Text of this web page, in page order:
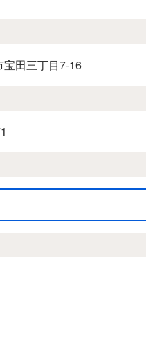
宝田三丁目7-16